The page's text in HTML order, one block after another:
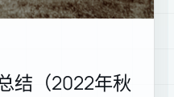
结（2022年秋